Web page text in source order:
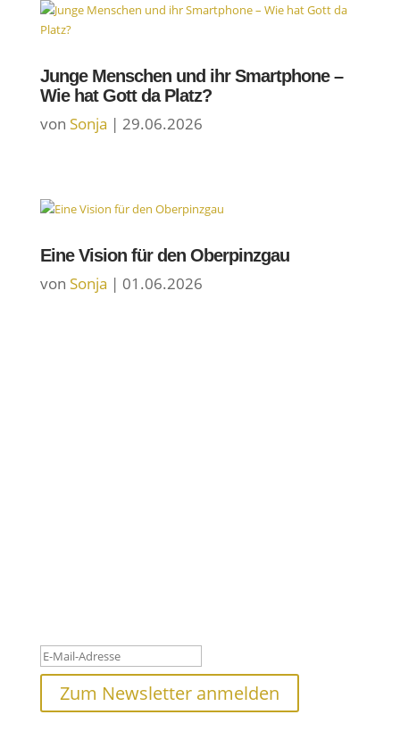
Junge Menschen und ihr Smartphone –
Wie hat Gott da Platz?
von Sonja | 29.06.2026
Eine Vision für den Oberpinzgau
von Sonja | 01.06.2026
Zum Newsletter anmelden